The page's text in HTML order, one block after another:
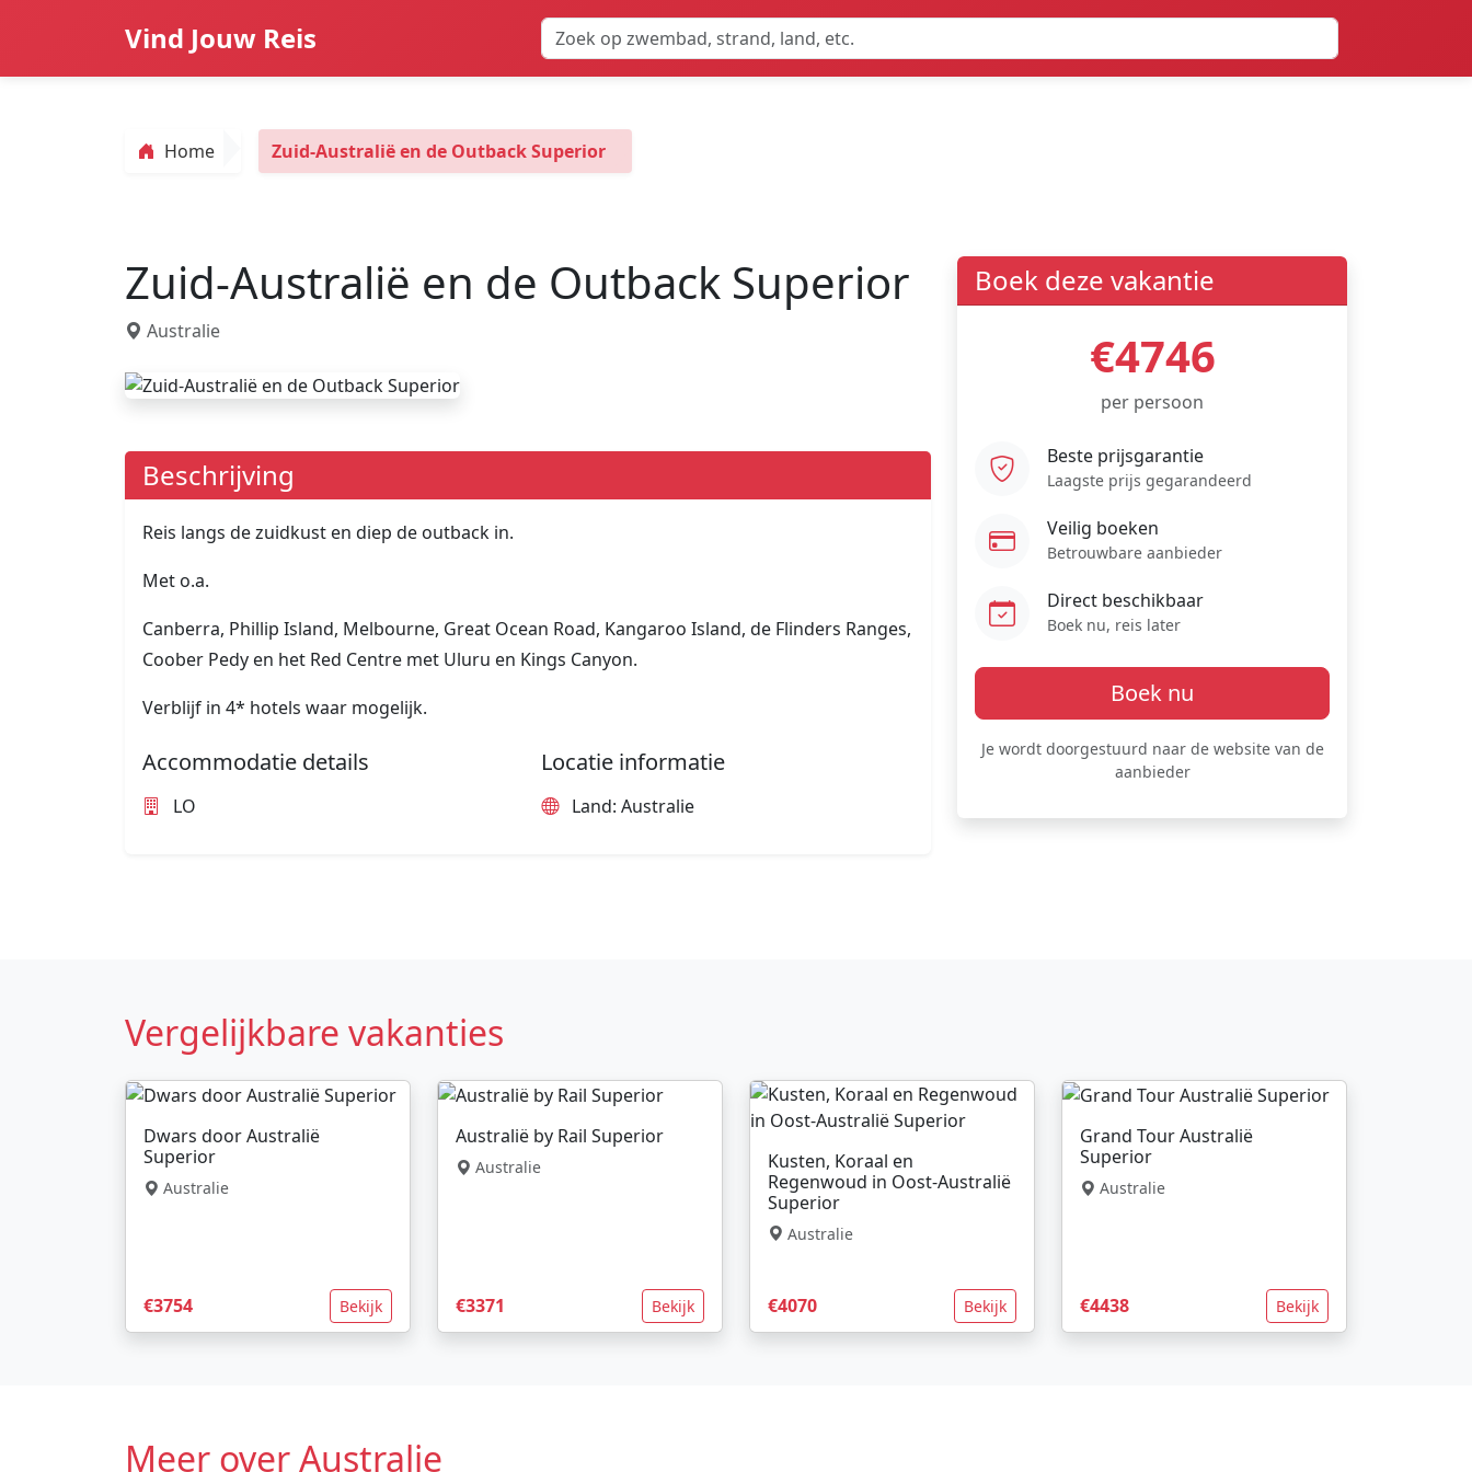
Vind Jouw Reis
Home Zuid-Australië en de Outback Superior
Zuid-Australië en de Outback Superior
Australie
Beschrijving
Reis langs de zuidkust en diep de outback in.
Met o.a.
Canberra, Phillip Island, Melbourne, Great Ocean Road, Kangaroo Island, de Flinders Ranges,
Coober Pedy en het Red Centre met Uluru en Kings Canyon.
Verblijf in 4* hotels waar mogelijk.
Accommodatie details
LO
Locatie informatie
Land: Australie
Boek deze vakantie
€4746
per persoon
Beste prijsgarantie
Laagste prijs gegarandeerd
Veilig boeken
Betrouwbare aanbieder
Direct beschikbaar
Boek nu, reis later
Boek nu
Je wordt doorgestuurd naar de website van de
aanbieder
Vergelijkbare vakanties
Dwars door Australië
Superior
Australie
€3754 Bekijk
Australië by Rail Superior
Australie
€3371 Bekijk
Kusten, Koraal en
Regenwoud in Oost-Australië
Superior
Australie
€4070 Bekijk
Grand Tour Australië
Superior
Australie
€4438 Bekijk
Meer over Australie